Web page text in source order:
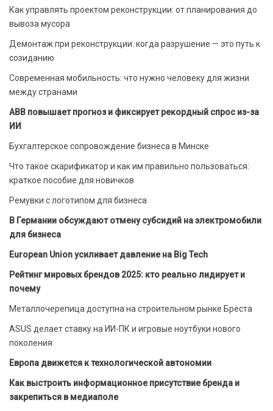
Как управлять проектом реконструкции: от планирования до
вывоза мусора
Демонтаж при реконструкции: когда разрушение — это путь к
созиданию
Современная мобильность: что нужно человеку для жизни
между странами
ABB повышает прогноз и фиксирует рекордный спрос из-за
ИИ
Бухгалтерское сопровождение бизнеса в Минске
Что такое скарификатор и как им правильно пользоваться:
краткое пособие для новичков
Ремувки с логотипом для бизнеса
В Германии обсуждают отмену субсидий на электромобили
для бизнеса
European Union усиливает давление на Big Tech
Рейтинг мировых брендов 2025: кто реально лидирует и
почему
Металлочерепица доступна на строительном рынке Бреста
ASUS делает ставку на ИИ-ПК и игровые ноутбуки нового
поколения
Европа движется к технологической автономии
Как выстроить информационное присутствие бренда и
закрепиться в медиаполе